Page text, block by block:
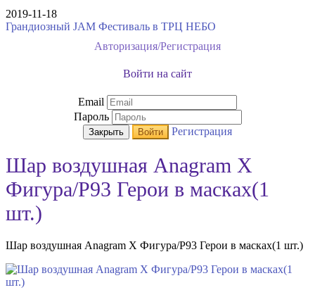
2019-11-18
Грандиозный JAM Фестиваль в ТРЦ НЕБО
Авторизация/Регистрация
Войти на сайт
Email
Пароль
Закрыть Войти Регистрация
Шар воздушная Anagram Х
Фигура/Р93 Герои в масках(1
шт.)
Шар воздушная Anagram Х Фигура/Р93 Герои в масках(1 шт.)